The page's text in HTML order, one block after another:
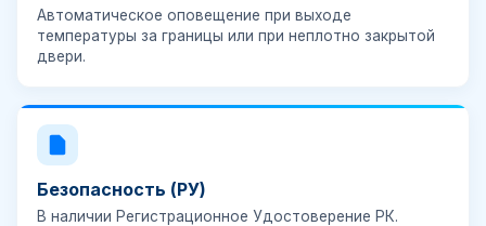
Автоматическое оповещение при выходе
температуры за границы или при неплотно закрытой
двери.
Безопасность (РУ)
В наличии Регистрационное Удостоверение РК.